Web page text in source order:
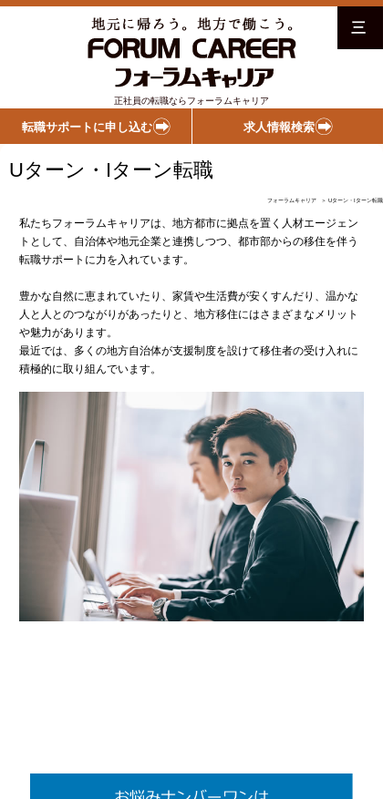
三
正社員の転職ならフォーラムキャリア
求人情報検索
転職サポートに申し込む
Uターン・Iターン転職
フォーラムキャリア ＞ Uターン・Iターン転職
私たちフォーラムキャリアは、地方都市に拠点を置く人材エージェン
トとして、自治体や地元企業と連携しつつ、都市部からの移住を伴う
転職サポートに力を入れています。
豊かな自然に恵まれていたり、家賃や生活費が安くすんだり、温かな
人と人とのつながりがあったりと、地方移住にはさまざまなメリット
や魅力があります。
最近では、多くの地方⾃治体が支援制度を設けて移住者の受け入れに
積極的に取り組んでいます。